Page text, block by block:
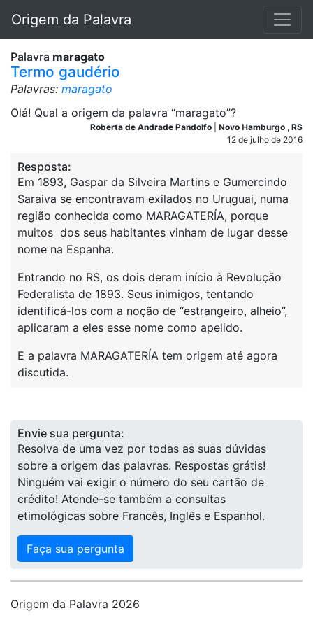
Origem da Palavra
Palavra maragato
Termo gaudério
Palavras: maragato
Olá! Qual a origem da palavra “maragato”?
Roberta de Andrade Pandolfo Novo Hamburgo , RS
12 de julho de 2016
Resposta:
Em 1893, Gaspar da Silveira Martins e Gumercindo
Saraiva se encontravam exilados no Uruguai, numa
região conhecida como MARAGATERÍA, porque
muitos dos seus habitantes vinham de lugar desse
nome na Espanha.
Entrando no RS, os dois deram início à Revolução
Federalista de 1893. Seus inimigos, tentando
identificá-los com a noção de “estrangeiro, alheio”,
aplicaram a eles esse nome como apelido.
E a palavra MARAGATERÍA tem origem até agora
discutida.
Envie sua pergunta:
Resolva de uma vez por todas as suas dúvidas
sobre a origem das palavras. Respostas grátis!
Ninguém vai exigir o número do seu cartão de
crédito! Atende-se também a consultas
etimológicas sobre Francês, Inglês e Espanhol.
Faça sua pergunta
Origem da Palavra 2026